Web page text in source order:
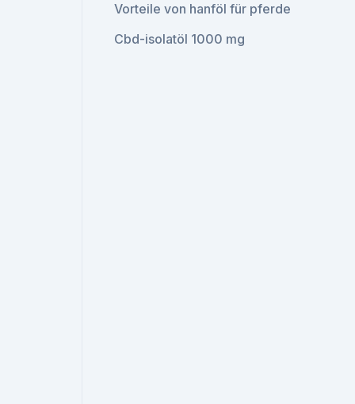
Vorteile von hanföl für pferde
Cbd-isolatöl 1000 mg